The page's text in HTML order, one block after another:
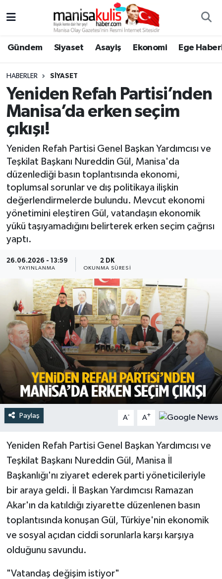
Gündem Siyaset Asayiş Ekonomi Ege
HABERLER SIYASET
Yeniden Refah Partisi’nden
Manisa’da erken seçim
çıkışı!
Yeniden Refah Partisi Genel Başkan Yardımcısı ve
Teşkilat Başkanı Nureddin Gül, Manisa'da
düzenlediği basın toplantısında ekonomi,
toplumsal sorunlar ve dış politikaya ilişkin
değerlendirmelerde bulundu. Mevcut ekonomi
yönetimini eleştiren Gül, vatandaşın ekonomik
yükü taşıyamadığını belirterek erken seçim çağrısı
yaptı.
26.06.2026 - 13:59
YAYINLANMA
2 DK
OKUNMA SÜRESI
Paylaş A- A+
Yeniden Refah Partisi Genel Başkan Yardımcısı ve
Teşkilat Başkanı Nureddin Gül, Manisa İl
Başkanlığı'nı ziyaret ederek parti yöneticileriyle
bir araya geldi. İl Başkan Yardımcısı Ramazan
Akar'ın da katıldığı ziyarette düzenlenen basın
toplantısında konuşan Gül, Türkiye'nin ekonomik
ve sosyal açıdan ciddi sorunlarla karşı karşıya
olduğunu savundu.
"Vatandaş değişim istiyor"
Ege Haberleri
Ekonomi
Genel
Gündem
Resmi İlan
Siyaset
Spor
Türkiye
Yaşam
Yunusemre Hava Durumu
Yunusemre Trafik Yoğunluk Haritası
Süper Lig Puan Durumu ve Fikstür
Tüm Manşetler
Son Dakika Haberleri
Haber Arşivi